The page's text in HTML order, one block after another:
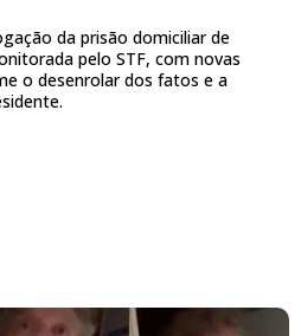
da prisão domiciliar de
pelo STF, com novas
o desenrolar dos fatos e a